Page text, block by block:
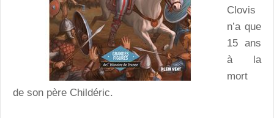
Clovis
n’a que
15 ans
à la
mort
de son père Childéric.